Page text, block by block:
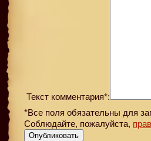
Текст комментария*:
*Все поля обязательны для
Соблюдайте, пожалуйста,
Опубликовать